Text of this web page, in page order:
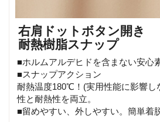
右肩ドットボタン開き
耐熱樹脂スナップ
■ホルムアルデヒドを含まない安心
■スナップアクション
耐熱温度180℃！(実用性能に影響し
性と耐熱性を両立。
■留めやすい、外しやすい。簡単着